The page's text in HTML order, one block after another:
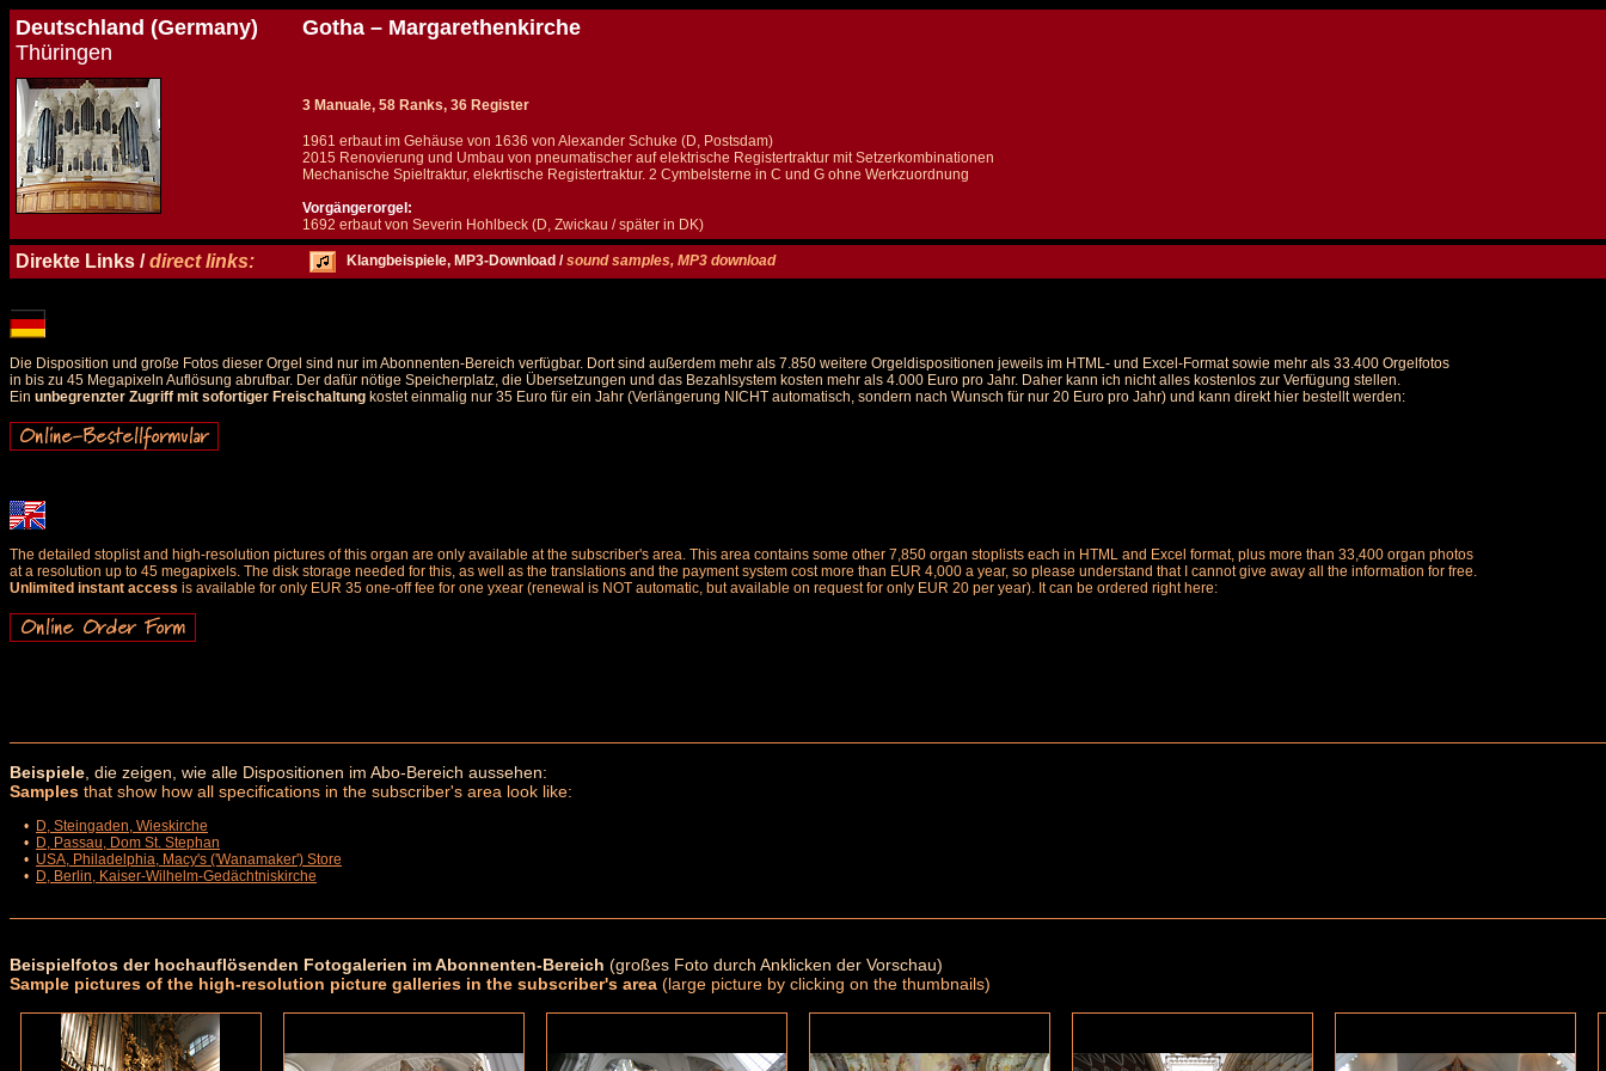
Deutschland (Germany)
Thüringen
Gotha – Margarethenkirche
3 Manuale, 58 Ranks, 36 Register
1961 erbaut im Gehäuse von 1636 von Alexander Schuke (D, Postsdam)
2015 Renovierung und Umbau von pneumatischer auf elektrische Registertraktur mit Setzerkombinationen
Mechanische Spieltraktur, elekrtische Registertraktur. 2 Cymbelsterne in C und G ohne Werkzuordnung
Vorgängerorgel:
1692 erbaut von Severin Hohlbeck (D, Zwickau / später in DK)
Direkte Links /direct links: Klangbeispiele, MP3-Download /sound samples, MP3 download
Die Disposition und große Fotos dieser Orgel sind nur im Abonnenten-Bereich verfügbar. Dort sind außerdem mehr als 7.850 weitere Orgeldispositionen jeweils im HTML- und Excel-Format sowie mehr als 33.400 Orgelfotos
in bis zu 45 Megapixeln Auflösung abrufbar. Der dafür nötige Speicherplatz, die Übersetzungen und das Bezahlsystem kosten mehr als 4.000 Euro pro Jahr. Daher kann ich nicht alles kostenlos zur Verfügung stellen.
Ein unbegrenzter Zugriff mit sofortiger Freischaltung kostet einmalig nur 35 Euro für ein Jahr (Verlängerung NICHT automatisch, sondern nach Wunsch für nur 20 Euro pro Jahr) und kann direkt hier bestellt werden:
The detailed stoplist and high-resolution pictures of this organ are only available at the subscriber's area. This area contains some other 7,850 organ stoplists each in HTML and Excel format, plus more than 33,400 organ photos
at a resolution up to 45 megapixels. The disk storage needed for this, as well as the translations and the payment system cost more than EUR 4,000 a year, so please understand that I cannot give away all the information for free.
Unlimited instant access is available for only EUR 35 one-off fee for one yxear (renewal is NOT automatic, but available on request for only EUR 20 per year). It can be ordered right here:
Beispiele , die zeigen, wie alle Dispositionen im Abo-Bereich aussehen:
Samples that show how all specifications in the subscriber's area look like:
• D, Steingaden, Wieskirche
• D, Passau, Dom St. Stephan
• USA, Philadelphia, Macy's ('Wanamaker') Store
• D, Berlin, Kaiser-Wilhelm-Gedächtniskirche
Beispielfotos der hochauflösenden Fotogalerien im Abonnenten-Bereich (großes Foto durch Anklicken der Vorschau)
Sample pictures of the high-resolution picture galleries in the subscriber's area (large picture by clicking on the thumbnails)